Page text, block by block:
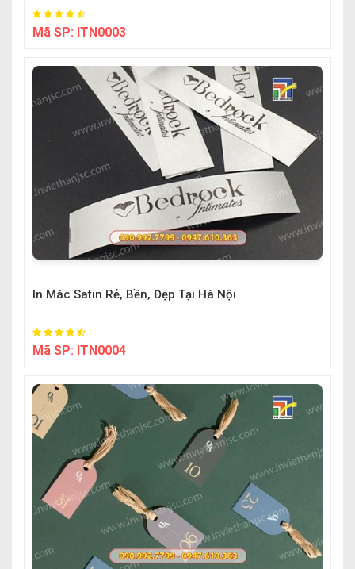
Mã SP: ITN0003
In Mác Satin Rẻ, Bền, Đẹp Tại Hà Nội
Mã SP: ITN0004